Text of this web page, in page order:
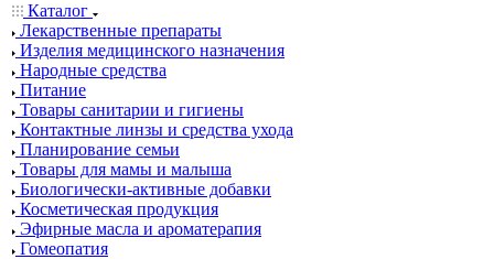
Каталог
Лекарственные препараты
Изделия медицинского назначения
Народные средства
Питание
Товары санитарии и гигиены
Контактные линзы и средства ухода
Планирование семьи
Товары для мамы и малыша
Биологически-активные добавки
Косметическая продукция
Эфирные масла и ароматерапия
Гомеопатия